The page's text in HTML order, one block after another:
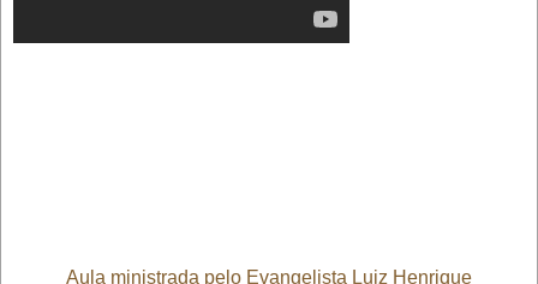
Aula ministrada pelo Evangelista Luiz Henrique